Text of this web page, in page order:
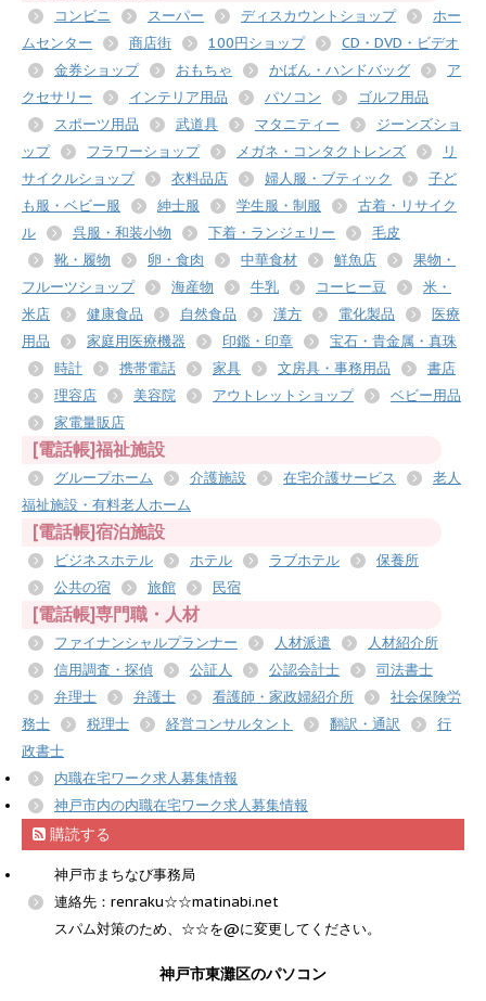
コンビニ スーパー ディスカウントショップ
ホー
ムセンター
商店街 100円ショップ
CD・DVD・ビデオ
金券ショップ
おもちゃ かばん・ハンドバッグ
ア
クセサリー
インテリア用品 パソコン
ゴルフ用品
スポーツ用品
武道具 マタニティー
ジーンズショ
ップ
フラワーショップ メガネ・コンタクトレンズ
リ
サイクルショップ
衣料品店 婦人服・ブティック
子ど
も服・ベビー服
紳士服 学生服・制服
古着・リサイク
ル
呉服・和装小物 下着・ランジェリー
毛皮
靴・履物
卵・食肉 中華食材 鮮魚店
果物・
フルーツショップ
海産物 牛乳 コーヒー豆
米・
米店
健康食品 自然食品 漢方 電化製品
医療
用品
家庭用医療機器 印鑑・印章
宝石・貴金属・真珠
時計
携帯電話 家具 文房具・事務用品
書店
理容店
美容院 アウトレットショップ
ベビー用品
家電量販店
[電話帳]福祉施設
グループホーム 介護施設 在宅介護サービス
老人
福祉施設・有料老人ホーム
[電話帳]宿泊施設
ビジネスホテル ホテル ラブホテル
保養所
公共の宿
旅館 民宿
[電話帳]専門職・人材
ファイナンシャルプランナー 人材派遣
人材紹介所
信用調査・探偵
公証人 公認会計士
司法書士
弁理士
弁護士 看護師・家政婦紹介所
社会保険労
務士
税理士 経営コンサルタント 翻訳・通訳
行
政書士
内職在宅ワーク求人募集情報
神戸市内の内職在宅ワーク求人募集情報
購読する
神戸市まちなび事務局
連絡先：renraku☆☆matinabi.net
スパム対策のため、☆☆を@に変更してください。
神戸市東灘区のパソコン